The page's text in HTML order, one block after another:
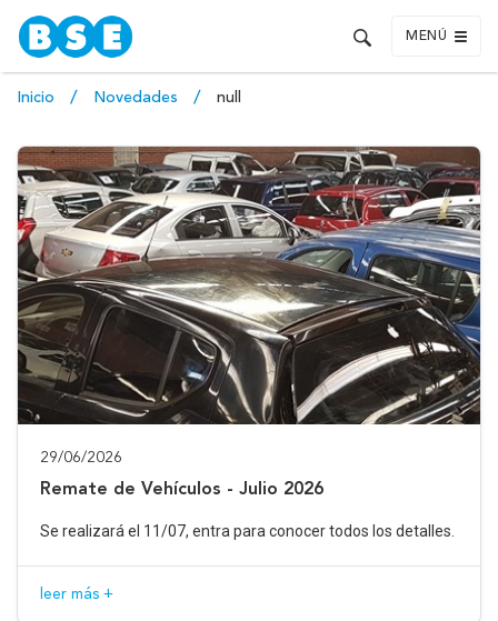
MENÚ
Inicio Novedades null
29/06/2026
Remate de Vehículos - Julio 2026
Se realizará el 11/07, entra para conocer todos los detalles.
leer más +